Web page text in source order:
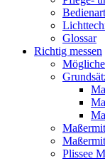
Glossar
Richtig messen
Plissee